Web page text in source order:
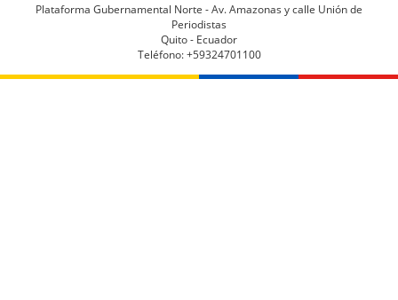
Plataforma Gubernamental Norte - Av. Amazonas y calle Unión de
Periodistas
Quito - Ecuador
Teléfono: +59324701100